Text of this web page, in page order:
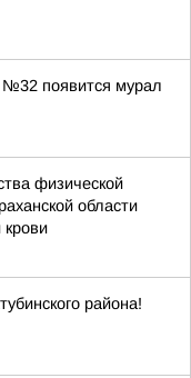
№32 появится мурал
физической
области
крови
района!